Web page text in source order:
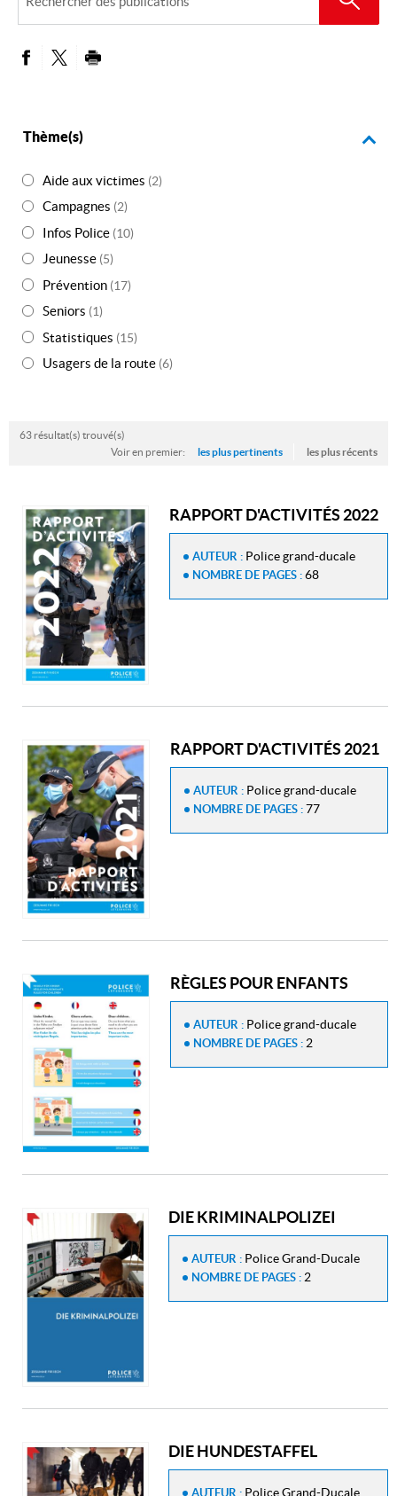
des
publications
Thème(s)
Aide aux victimes (2)
Campagnes (2)
Infos Police (10)
Jeunesse (5)
Prévention (17)
Seniors (1)
Statistiques (15)
Usagers de la route (6)
63 résultat(s) trouvé(s)
Voir en premier:
les plus pertinents les plus récents
RAPPORT D'ACTIVITÉS 2022
AUTEUR : Police grand-ducale
NOMBRE DE PAGES : 68
RAPPORT D'ACTIVITÉS 2021
AUTEUR : Police grand-ducale
NOMBRE DE PAGES : 77
RÈGLES POUR ENFANTS
AUTEUR : Police grand-ducale
NOMBRE DE PAGES : 2
DIE KRIMINALPOLIZEI
AUTEUR : Police Grand-Ducale
NOMBRE DE PAGES :2
DIE HUNDESTAFFEL
AUTEUR : Police Grand-Ducale